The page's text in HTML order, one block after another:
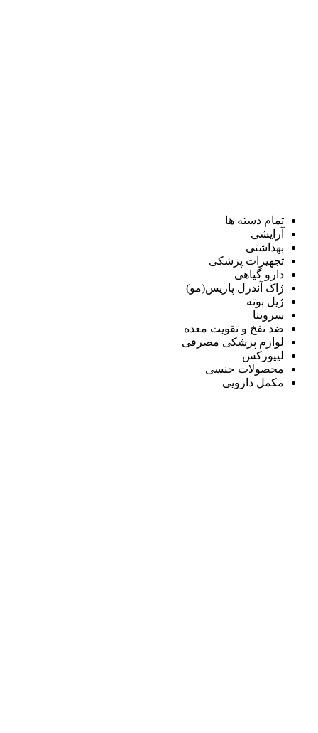
تمام دسته ها
آرایشی
بهداشتی
تجهیزات پزشکی
دارو گیاهی
ژاک آندرل پاریس(مو)
ژیل بوته
سروینا
ضد نفخ و تقویت معده
لوازم پزشکی مصرفی
لیپورکس
محصولات جنسی
مکمل دارویی